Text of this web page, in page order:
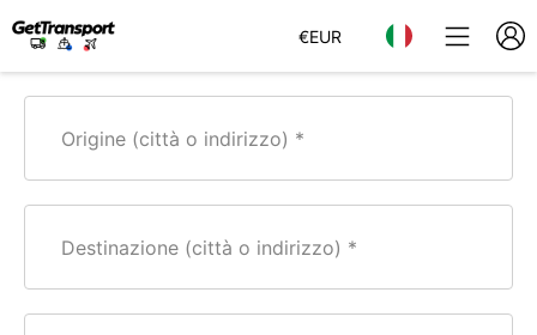
€EUR
Origine (città o indirizzo)
Destinazione (città o indirizzo)